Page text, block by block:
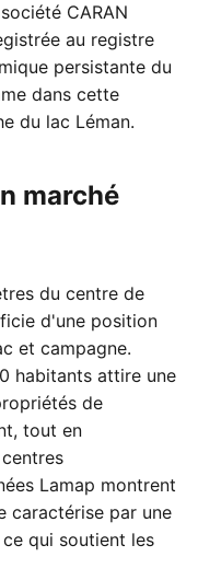
CARAN
au registre
persistante du
dans cette
du lac Léman.
marché
du centre de
d'une position
et campagne.
habitants attire une
de
tout en
Lamap montrent
caractérise par une
qui soutient les